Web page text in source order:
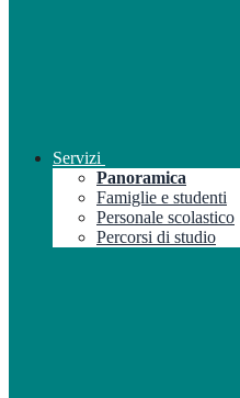
Servizi
Panoramica
Famiglie e studenti
Personale scolastico
Percorsi di studio